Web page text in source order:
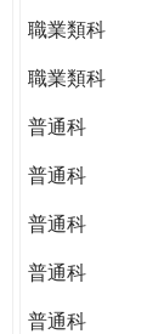
職業類科
職業類科
普通科
普通科
普通科
普通科
普通科